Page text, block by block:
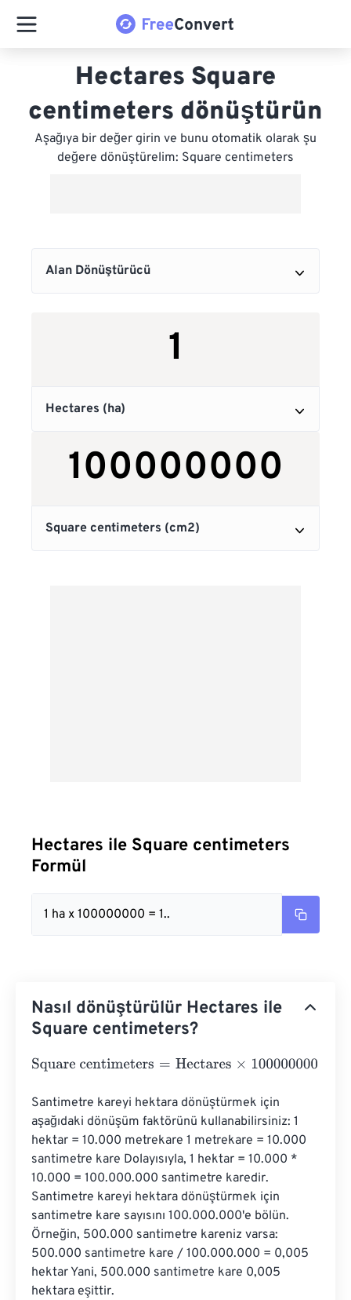
Hectares Square
centimeters dönüştürün
Aşağıya bir değer girin ve bunu otomatik olarak şu
değere dönüştürelim: Square centimeters
Hectares ile Square centimeters
Formül
1 ha x 100000000 = 1..
Nasıl dönüştürülür Hectares ile
Square centimeters?
Square centimeters=Hectares×100000000
Santimetre kareyi hektara dönüştürmek için
aşağıdaki dönüşüm faktörünü kullanabilirsiniz: 1
hektar = 10.000 metrekare 1 metrekare = 10.000
santimetre kare Dolayısıyla, 1 hektar = 10.000 *
10.000 = 100.000.000 santimetre karedir.
Santimetre kareyi hektara dönüştürmek için
santimetre kare sayısını 100.000.000'e bölün.
Örneğin, 500.000 santimetre kareniz varsa:
500.000 santimetre kare / 100.000.000 = 0,005
hektar Yani, 500.000 santimetre kare 0,005
hektara eşittir.